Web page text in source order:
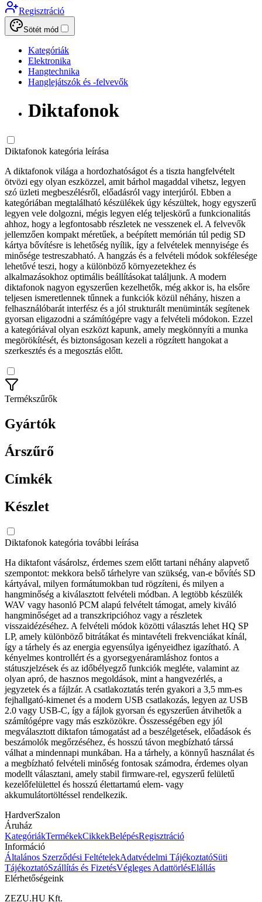
Regisztráció
Sötét mód
Kategóriák
Elektronika
Hangtechnika
Hanglejátszók és -felvevők
Diktafonok
Diktafonok kategória leírása
A diktafonok világa a hordozhatóságot és a tiszta hangfelvételt
ötvözi egy olyan eszközzel, amit bárhol magaddal vihetsz, legyen
szó üzleti megbeszélésről, előadásról vagy interjúról. Ebben a
kategóriában megtalálható készülékek úgy készültek, hogy egyszerű
legyen vele dolgozni, mégis legyen elég teljeskörű a funkcionalitás
ahhoz, hogy a legfontosabb részletek ne vesszenek el. A felvevők
jellemzően kompakt méretűek, a beépített memórián túl pedig SD
kártya bővítésre is lehetőség nyílik, így a felvételek mennyisége és
minősége testreszabható. A hangzás és a felvételi módok sokfélesége
lehetővé teszi, hogy a különböző környezetekhez és
alkalmazásokhoz optimális beállításokat találjunk. A modern
diktafonok nagyon egyszerűen kezelhetők, még akkor is, ha elsőre
teljesen ismeretlennek tűnnek a funkciók közül néhány, hiszen a
felhasználóbarát interfész és a jól strukturált menüminták segítenek
gyorsan eligazodni a számítógépre vagy a felvételi módokon. Ezzel
a kategóriával olyan eszközt kapunk, amely megkönnyíti a munka
megörökítését, és biztonságosan kezeli a rögzített hangokat a
szerkesztés és a megosztás előtt.
Termékszűrők
Gyártók
Árszűrő
Címkék
Készlet
Diktafonok kategória további leírása
Ha diktafont vásárolsz, érdemes szem előtt tartani néhány alapvető
szempontot: mekkora belső tárhelyre van szükség, van-e bővítés SD
kártyával, milyen formátumokban tud rögzíteni, és milyen a
hangminőség a kiválasztott felvételi módban. A legtöbb készülék
WAV vagy hasonló PCM alapú felvételt támogat, amely kiváló
hangminőséget ad a transzkripcióhoz vagy a részletek
visszaidézéséhez. A felvételi módok közötti választás lehet HQ SP
LP, amely különböző bitrátákat és mintavételi frekvenciákat kínál,
így a tárhely és az energia egyensúlya igényeidhez igazítható. A
kényelmes kontrollért és a gyorsegyenáramláshoz fontos a
státuszjelzések és az időbélyegző funkciók megléte, valamint az
olyan apró, de hasznos megoldások, mint a hangvezérlés, a
jegyzetek és a fájlzár. A csatlakoztatás terén gyakori a 3,5 mm-es
fejhallgató-kimenet és a modern USB csatlakozás, legyen az USB
2.0 vagy USB-C, így a fájlok gyorsan és egyszerűen átvihetők a
számítógépre vagy más eszközökre. Összességében egy jól
megválasztott diktafon támogatást ad a beszélgetések, előadások és
beszámolók megőrzéséhez, és hosszú távon megbízható társsá
válhat a mindennapi munkában. Ha a tárhely, a könnyű használat és
a megbízható felvételi minőség fontosak számodra, érdemes olyan
modellt választani, amely stabil firmware-rel, egyszerű felületű
kezelőfelülettel és hosszú élettartamú elem- vagy
akkumulátortöltéssel rendelkezik.
HardverSzalon
Áruház
KategóriákTermékekCikkekBelépésRegisztráció
Információ
Általános Szerződési FeltételekAdatvédelmi TájékoztatóSüti
TájékoztatóSzállítás és FizetésVégleges AdattörlésElállás
Elérhetőségeink
ZEZU.HU Kft.